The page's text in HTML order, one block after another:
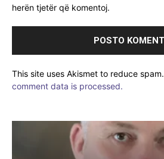
herën tjetër që komentoj.
This site uses Akismet to reduce spam.
comment data is processed.